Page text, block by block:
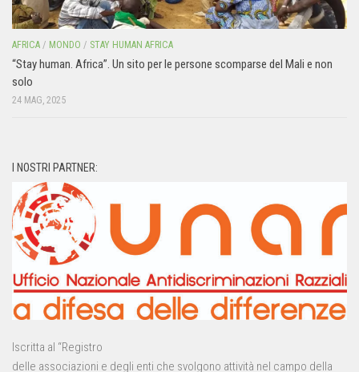
AFRICA / MONDO / STAY HUMAN AFRICA
“Stay human. Africa”. Un sito per le persone scomparse del Mali e non
solo
24 MAG, 2025
I NOSTRI PARTNER:
Iscritta al “Registro
delle associazioni e degli enti che svolgono attività nel campo della